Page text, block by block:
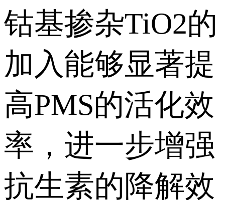
钴基掺杂TiO2的
加入能够显著提
高PMS的活化效
率，进一步增强
抗生素的降解效